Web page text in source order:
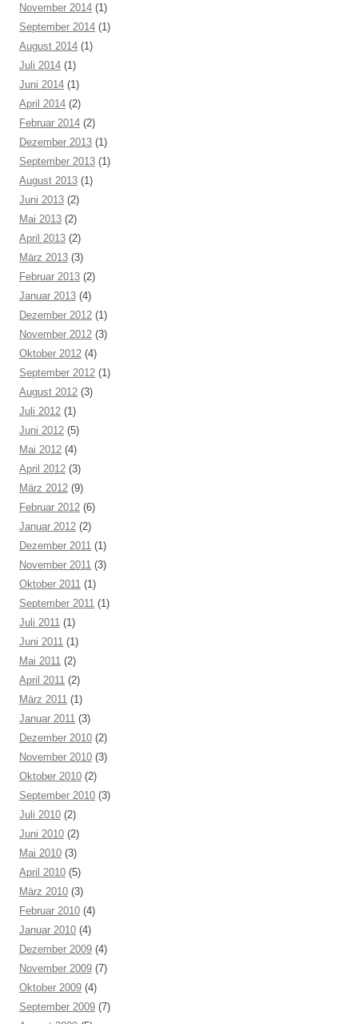
November 2014 (1)
September 2014 (1)
August 2014 (1)
Juli 2014 (1)
Juni 2014 (1)
April 2014 (2)
Februar 2014 (2)
Dezember 2013 (1)
September 2013 (1)
August 2013 (1)
Juni 2013 (2)
Mai 2013 (2)
April 2013 (2)
März 2013 (3)
Februar 2013 (2)
Januar 2013 (4)
Dezember 2012 (1)
November 2012 (3)
Oktober 2012 (4)
September 2012 (1)
August 2012 (3)
Juli 2012 (1)
Juni 2012 (5)
Mai 2012 (4)
April 2012 (3)
März 2012 (9)
Februar 2012 (6)
Januar 2012 (2)
Dezember 2011 (1)
November 2011 (3)
Oktober 2011 (1)
September 2011 (1)
Juli 2011 (1)
Juni 2011 (1)
Mai 2011 (2)
April 2011 (2)
März 2011 (1)
Januar 2011 (3)
Dezember 2010 (2)
November 2010 (3)
Oktober 2010 (2)
September 2010 (3)
Juli 2010 (2)
Juni 2010 (2)
Mai 2010 (3)
April 2010 (5)
März 2010 (3)
Februar 2010 (4)
Januar 2010 (4)
Dezember 2009 (4)
November 2009 (7)
Oktober 2009 (4)
September 2009 (7)